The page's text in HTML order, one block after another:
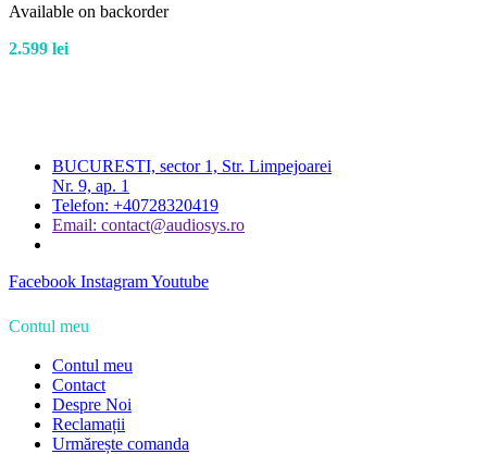
Available on backorder
2.599 lei
BUCURESTI, sector 1, Str. Limpejoarei
Nr. 9, ap. 1
Telefon: +40728320419
Email: contact@audiosys.ro
Facebook InstagramYoutube
Contul meu
Contul meu
Contact
Despre Noi
Reclamații
Urmărește comanda